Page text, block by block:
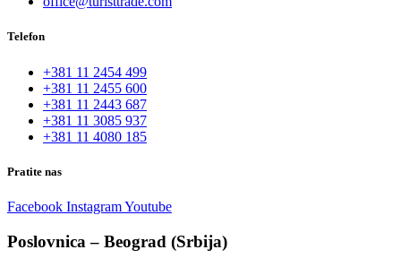
Telefon
+381 11 2454 499
+381 11 2455 600
+381 11 2443 687
+381 11 3085 937
+381 11 4080 185
Pratite nas
Facebook InstagramYoutube
Poslovnica – Beograd (Srbija)